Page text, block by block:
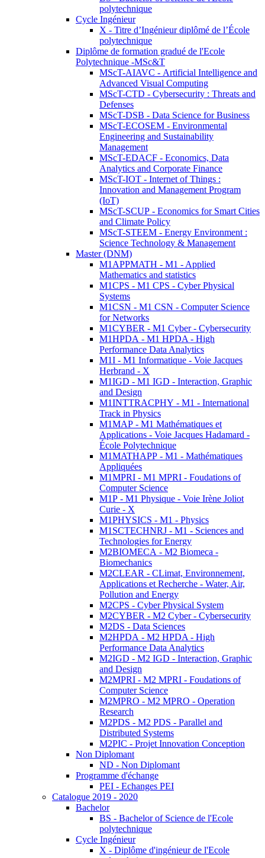
polytechnique
Cycle Ingénieur
X - Titre d’Ingénieur diplômé de l’École
polytechnique
Diplôme de formation gradué de l'Ecole
Polytechnique -MSc&T
MScT-AIAVC - Artificial Intelligence and
Advanced Visual Computing
MScT-CTD - Cybersecurity : Threats and
Defenses
MScT-DSB - Data Science for Business
MScT-ECOSEM - Environmental
Engineering and Sustainability
Management
MScT-EDACF - Economics, Data
Analytics and Corporate Finance
MScT-IOT - Internet of Things :
Innovation and Management Program
(IoT)
MScT-SCUP - Economics for Smart Cities
and Climate Policy
MScT-STEEM - Energy Environment :
Science Technology & Management
Master (DNM)
M1APPMATH - M1 - Applied
Mathematics and statistics
M1CPS - M1 CPS - Cyber Physical
Systems
M1CSN - M1 CSN - Computer Science
for Networks
M1CYBER - M1 Cyber - Cybersecurity
M1HPDA - M1 HPDA - High
Performance Data Analytics
M1I - M1 Informatique - Voie Jacques
Herbrand - X
M1IGD - M1 IGD - Interaction, Graphic
and Design
M1INTTRACPHY - M1 - International
Track in Physics
M1MAP - M1 Mathématiques et
Applications - Voie Jacques Hadamard -
École Polytechnique
M1MATHAPP - M1 - Mathématiques
Appliquées
M1MPRI - M1 MPRI - Foudations of
Computer Science
M1P - M1 Physique - Voie Irène Joliot
Curie - X
M1PHYSICS - M1 - Physics
M1SCTECHNRJ - M1 - Sciences and
Technologies for Energy
M2BIOMECA - M2 Biomeca -
Biomechanics
M2CLEAR - CLimat, Environnement,
Applications et Recherche - Water, Air,
Pollution and Energy
M2CPS - Cyber Physical System
M2CYBER - M2 Cyber - Cybersecurity
M2DS - Data Sciences
M2HPDA - M2 HPDA - High
Performance Data Analytics
M2IGD - M2 IGD - Interaction, Graphic
and Design
M2MPRI - M2 MPRI - Foudations of
Computer Science
M2MPRO - M2 MPRO - Operation
Research
M2PDS - M2 PDS - Parallel and
Distributed Systems
M2PIC - Projet Innovation Conception
Non Diplomant
ND - Non Diplomant
Programme d'échange
PEI - Echanges PEI
Catalogue 2019 - 2020
Bachelor
BS - Bachelor of Science de l'Ecole
polytechnique
Cycle Ingénieur
X - Diplôme d'ingénieur de l'Ecole